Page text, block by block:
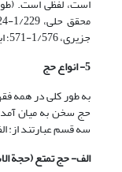
جزیری، 1/576-571؛ ابن رشد قرطبی، 1/323-326؛ مغنیه، 1/303-229)
5- انواع حج
به طور کلی در همه
حج سخن به میان
سه قسم عبارتند از:
الف- حج تمتع (حجة